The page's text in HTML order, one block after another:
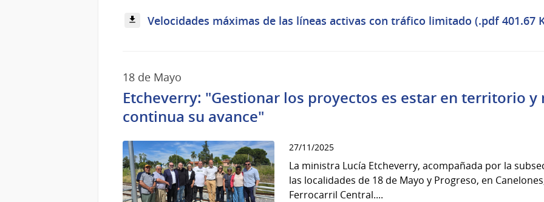
Velocidades máximas de las líneas activas con tráfico limitado (.pdf 401.67
18 de Mayo
Etcheverry: "Gestionar los proyectos es estar en territorio
continua su avance"
27/11/2025
La ministra Lucía Etcheverry, acompañada por la
las localidades de 18 de Mayo y Progreso, en
Ferrocarril Central....